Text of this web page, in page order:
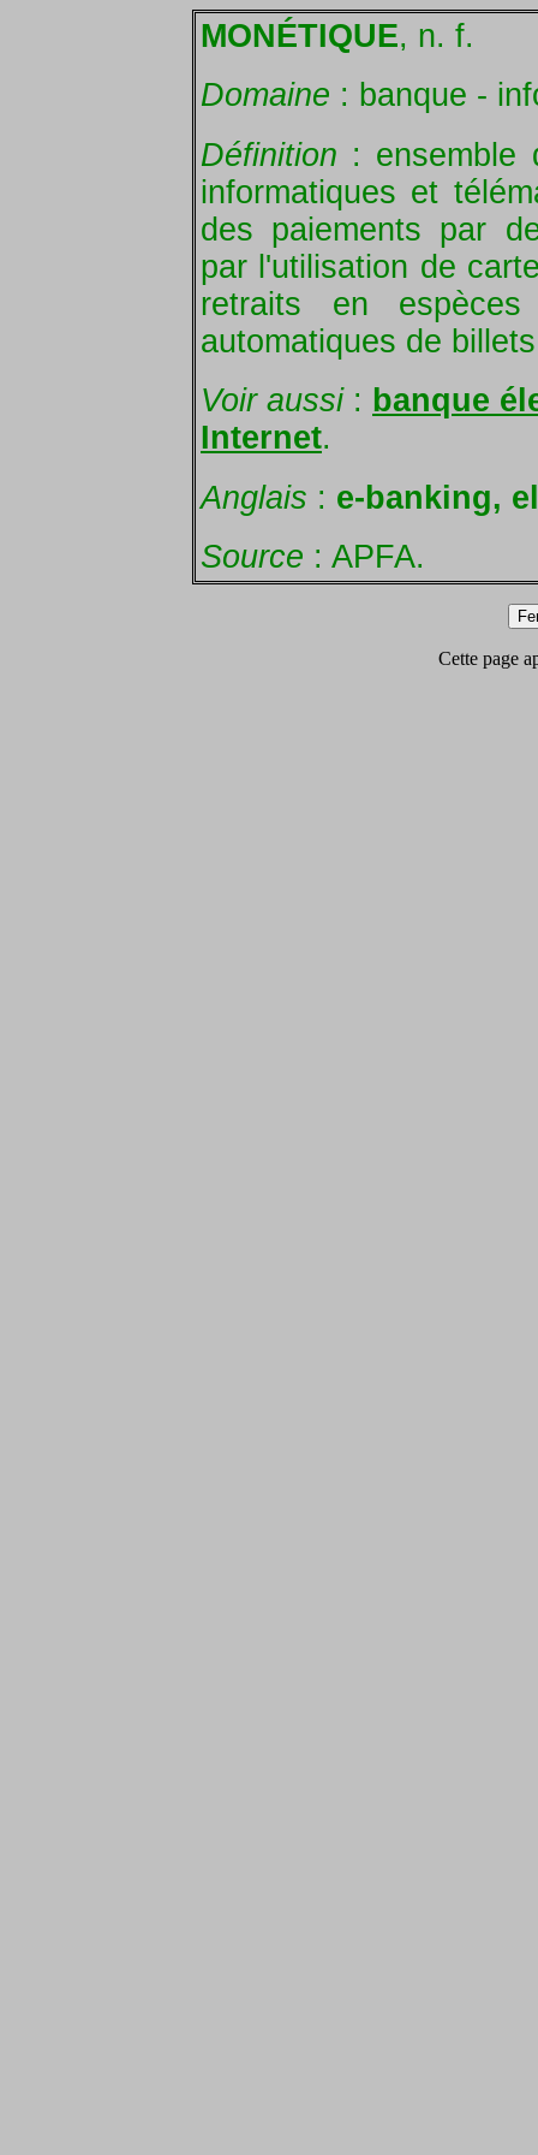
MONÉTIQUE, n. f.
Domaine : banque -
Définition : ensemble
informatiques et
des paiements par
par l'utilisation de
retraits en
automatiques de
Voir aussi: banque
Internet.
Anglais : e-banking,
Source : APFA.
Cette page